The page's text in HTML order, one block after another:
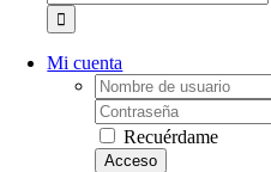
Mi cuenta
Username:
Password:
Recuérdame